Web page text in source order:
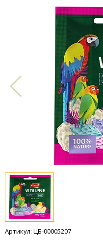
Артикул: ЦБ-00005207